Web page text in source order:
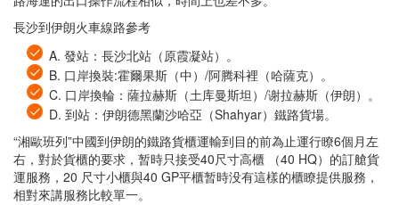
長沙到伊朗火車線路參考
A. 發站：長沙北站（原霞凝站）。
B. 口岸換裝:霍爾果斯（中）/阿腾科裡（哈薩克）。
C. 口岸換輪：薩拉赫斯（土库曼斯坦）/谢拉赫斯（伊朗）。
D. 到站：伊朗德黑蘭沙哈亞（Shahyar）鐵路貨場。
“湘歐班列”中國到伊朗的鐵路貨櫃運輸到目的前為止運行瞭6個月左
右，對於貨櫃的要求，暂時只接受40尺寸高櫃 （40 HQ）的訂艙貨
運服務，20 尺寸小櫃與40 GP平櫃暂時没有這樣的櫃瞭提供服務，
相對來講服務比較單一。